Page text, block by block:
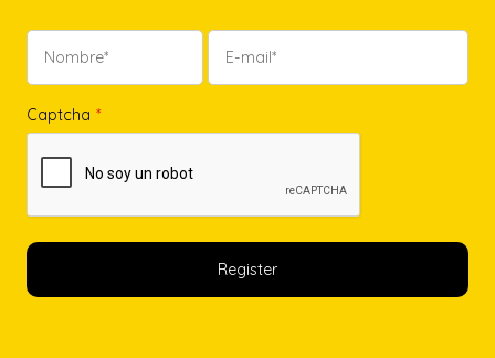
Captcha *